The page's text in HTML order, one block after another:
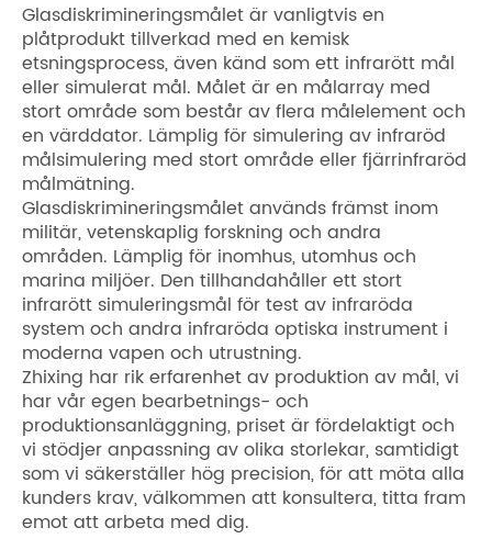
Glasdiskrimineringsmålet är vanligtvis en
plåtprodukt tillverkad med en kemisk
etsningsprocess, även känd som ett infrarött mål
eller simulerat mål. Målet är en målarray med
stort område som består av flera målelement och
en värddator. Lämplig för simulering av infraröd
målsimulering med stort område eller fjärrinfraröd
målmätning.
Glasdiskrimineringsmålet används främst inom
militär, vetenskaplig forskning och andra
områden. Lämplig för inomhus, utomhus och
marina miljöer. Den tillhandahåller ett stort
infrarött simuleringsmål för test av infraröda
system och andra infraröda optiska instrument i
moderna vapen och utrustning.
Zhixing har rik erfarenhet av produktion av mål, vi
har vår egen bearbetnings- och
produktionsanläggning, priset är fördelaktigt och
vi stödjer anpassning av olika storlekar, samtidigt
som vi säkerställer hög precision, för att möta alla
kunders krav, välkommen att konsultera, titta fram
emot att arbeta med dig.